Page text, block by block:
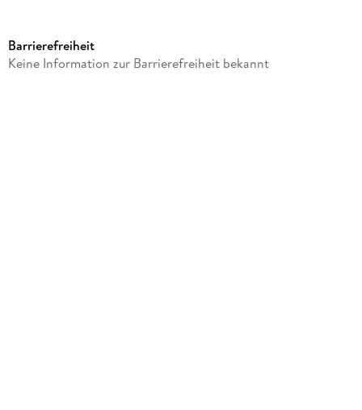
Verlag/Hersteller
Barrierefreiheit
Keine Information zur Barrierefreiheit bekannt